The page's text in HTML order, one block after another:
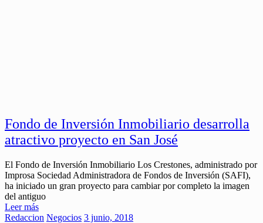
Fondo de Inversión Inmobiliario desarrolla
atractivo proyecto en San José
El Fondo de Inversión Inmobiliario Los Crestones, administrado por
Improsa Sociedad Administradora de Fondos de Inversión (SAFI),
ha iniciado un gran proyecto para cambiar por completo la imagen
del antiguo
Leer más
Redaccion Negocios 3 junio, 2018